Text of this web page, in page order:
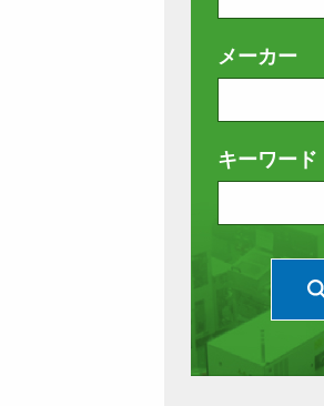
メーカー
キーワード